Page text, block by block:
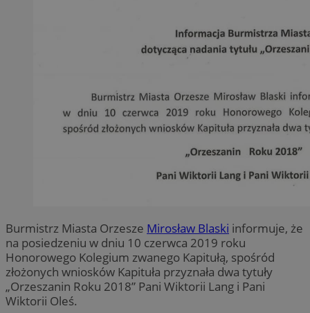
Burmistrz Miasta Orzesze Mirosław Blaski informuje, że
na posiedzeniu w dniu 10 czerwca 2019 roku
Honorowego Kolegium zwanego Kapitułą, spośród
złożonych wniosków Kapituła przyznała dwa tytuły
„Orzeszanin Roku 2018” Pani Wiktorii Lang i Pani
Wiktorii Oleś.